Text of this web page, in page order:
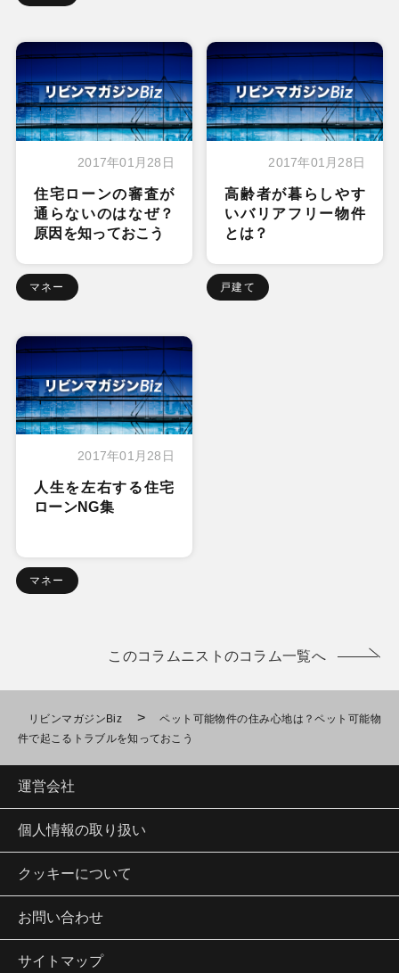
2017年01月28日
住宅ローンの審査が
通らないのはなぜ？
原因を知っておこう
マネー
2017年01月28日
高齢者が暮らしやす
いバリアフリー物件
とは？
戸建て
2017年01月28日
人生を左右する住宅
ローンNG集
マネー
このコラムニストのコラム一覧へ
リビンマガジンBiz >
ペット可能物件の住み心地は？ペット可能物
件で起こるトラブルを知っておこう
運営会社
個人情報の取り扱い
クッキーについて
お問い合わせ
サイトマップ